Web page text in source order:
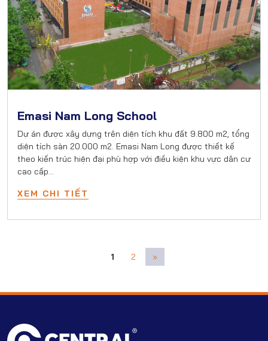
Emasi Nam Long School
Dự án được xây dựng trên diện tích khu đất 9.800 m2, tổng
diện tích sàn 20.000 m2. Emasi Nam Long được thiết kế
theo kiến trúc hiện đại phù hợp với điều kiện khu vực dân cư
cao cấp…
XEM CHI TIẾT
1 2 »